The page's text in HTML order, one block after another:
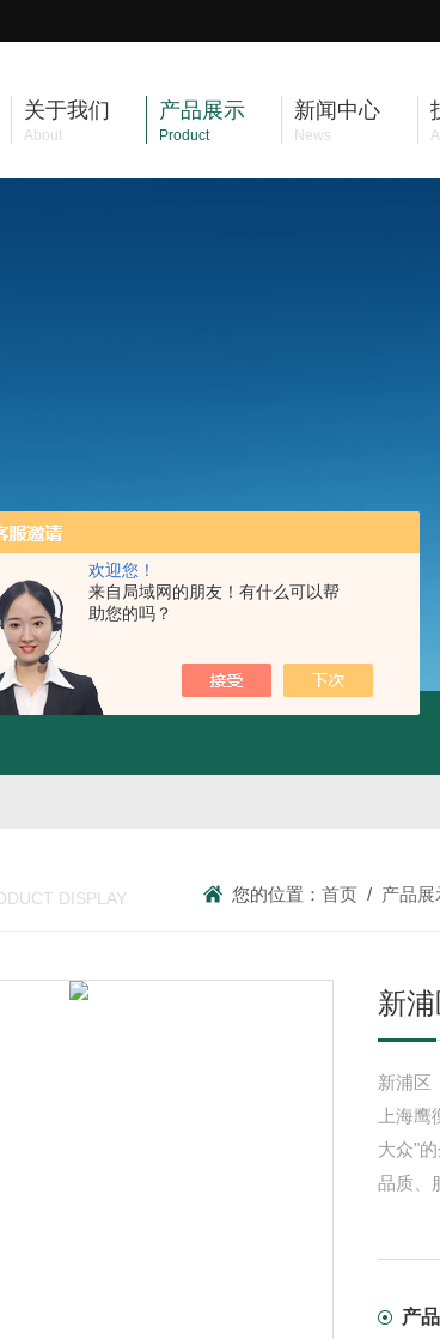
欢迎您！
来自局域网的朋友！有什么可以帮
助您的吗？
关于我们
About
产品展示
Product
新闻中心
News
DISPLAY 您的位置：首页 / 产品展
新
新浦区
上海
大众"
品质、
产